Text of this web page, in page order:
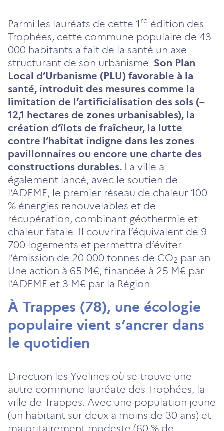
Parmi les lauréats de cette 1re édition des
Trophées, cette commune populaire de 43
000 habitants a fait de la santé un axe
structurant de son urbanisme. Son Plan
Local d’Urbanisme (PLU) favorable à la
santé, introduit des mesures comme la
limitation de l’artificialisation des sols (–
12,1 hectares de zones urbanisables), la
création d’îlots de fraîcheur, la lutte
contre l’habitat indigne dans les zones
pavillonnaires ou encore une charte des
constructions durables. La ville a
également lancé, avec le soutien de
l’ADEME, le premier réseau de chaleur 100
% énergies renouvelables et de
récupération, combinant géothermie et
chaleur fatale. Il couvrira l’équivalent de 9
700 logements et permettra d’éviter
l’émission de 20 000 tonnes de CO2 par an.
Une action à 65 M€, financée à 25 M€ par
l’ADEME et 3 M€ par la Région.
À Trappes (78), une écologie
populaire vient s’ancrer dans
le quotidien
Direction les Yvelines où se trouve une
autre commune lauréate des Trophées, la
ville de Trappes. Avec une population jeune
(un habitant sur deux a moins de 30 ans) et
majoritairement modeste (60 % de